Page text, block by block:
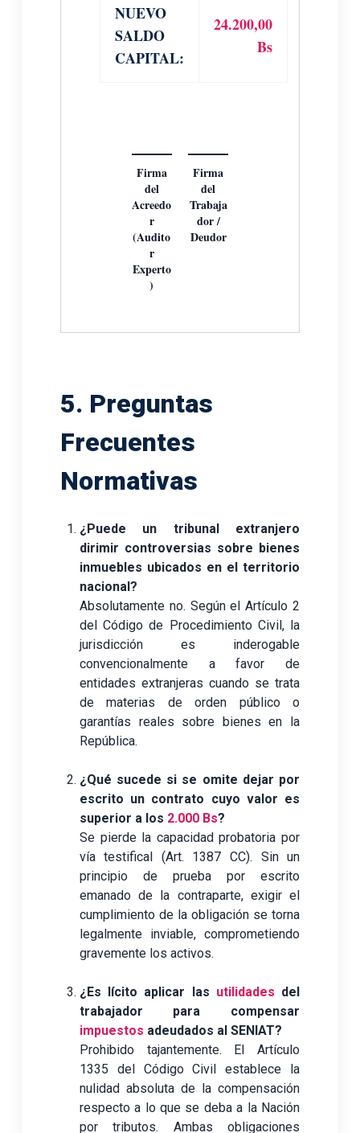
NUEVO
SALDO
CAPITAL:
24.200,00
Bs
Firma
del
Acreedo
r
(Audito
r
Experto
)
Firma
del
Trabaja
dor /
Deudor
5. Preguntas
Frecuentes
Normativas
¿Puede un tribunal extranjero
dirimir controversias sobre bienes
inmuebles ubicados en el territorio
nacional?
Absolutamente no. Según el Artículo 2
del Código de Procedimiento Civil, la
jurisdicción es inderogable
convencionalmente a favor de
entidades extranjeras cuando se trata
de materias de orden público o
garantías reales sobre bienes en la
República.
¿Qué sucede si se omite dejar por
escrito un contrato cuyo valor es
superior a los 2.000 Bs?
Se pierde la capacidad probatoria por
vía testifical (Art. 1387 CC). Sin un
principio de prueba por escrito
emanado de la contraparte, exigir el
cumplimiento de la obligación se torna
legalmente inviable, comprometiendo
gravemente los activos.
¿Es lícito aplicar las utilidades del
trabajador para compensar
impuestos adeudados al SENIAT?
Prohibido tajantemente. El Artículo
1335 del Código Civil establece la
nulidad absoluta de la compensación
respecto a lo que se deba a la Nación
por tributos. Ambas obligaciones